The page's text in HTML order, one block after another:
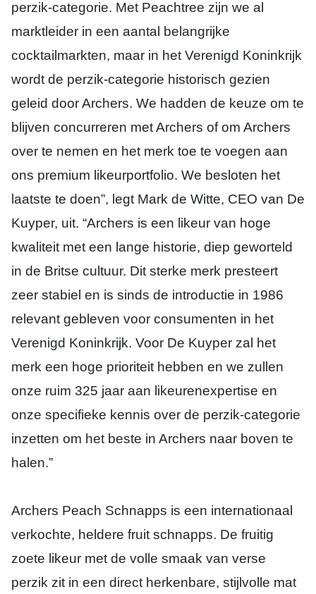
perzik-categorie. Met Peachtree zijn we al
marktleider in een aantal belangrijke
cocktailmarkten, maar in het Verenigd Koninkrijk
wordt de perzik-categorie historisch gezien
geleid door Archers. We hadden de keuze om te
blijven concurreren met Archers of om Archers
over te nemen en het merk toe te voegen aan
ons premium likeurportfolio. We besloten het
laatste te doen”, legt Mark de Witte, CEO van De
Kuyper, uit. “Archers is een likeur van hoge
kwaliteit met een lange historie, diep geworteld
in de Britse cultuur. Dit sterke merk presteert
zeer stabiel en is sinds de introductie in 1986
relevant gebleven voor consumenten in het
Verenigd Koninkrijk. Voor De Kuyper zal het
merk een hoge prioriteit hebben en we zullen
onze ruim 325 jaar aan likeurenexpertise en
onze specifieke kennis over de perzik-categorie
inzetten om het beste in Archers naar boven te
halen.”
Archers Peach Schnapps is een internationaal
verkochte, heldere fruit schnapps. De fruitig
zoete likeur met de volle smaak van verse
perzik zit in een direct herkenbare, stijlvolle mat